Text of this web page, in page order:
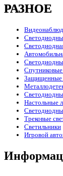
РАЗНОЕ
Защищенные
Настольные
Трековые
Светильники
Игровой